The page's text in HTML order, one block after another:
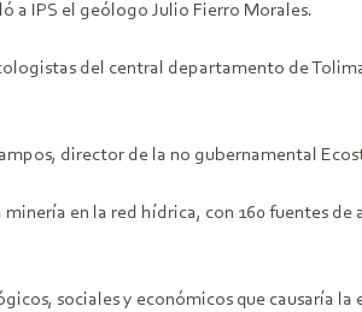
a IPS el geólogo Julio Fierro Morales.
del central departamento de
director de la no gubernamental
en la red hídrica, con 160 fuentes
sociales y económicos que causaría